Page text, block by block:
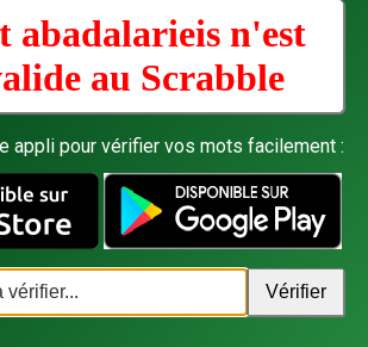
abadalarieis n'est
au Scrabble
appli pour vérifier vos mots facilement :